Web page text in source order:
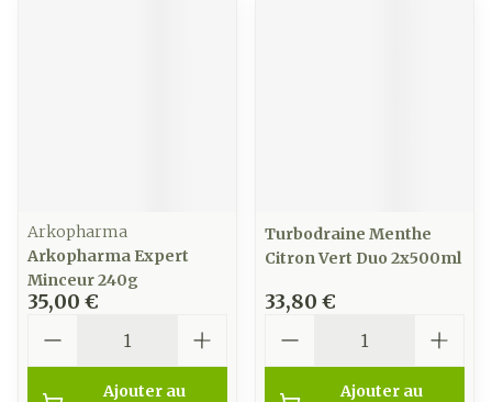
Arkopharma
Arkopharma Expert
Minceur 240g
35,00 €
Ajouter au
Turbodraine Menthe
Citron Vert Duo 2x500ml
33,80 €
Ajouter au